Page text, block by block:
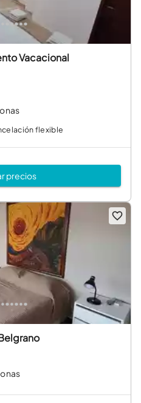
Vacacional
flexible
precios